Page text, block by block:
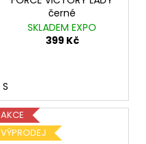
černé
SKLADEM EXPO
399 Kč
S
AKCE
VÝPRODEJ